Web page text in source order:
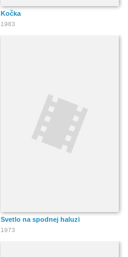
Kočka
1983
Svetlo na spodnej haluzi
1973